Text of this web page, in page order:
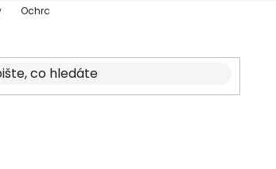
Ochrana osobních údajů